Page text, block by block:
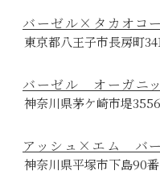
バーゼル×タカオコ
東京都八王子市長房町
バーゼル オーガニ
神奈川県茅ケ崎市堤
アッシュ×エム バ
神奈川県平塚市下島90番